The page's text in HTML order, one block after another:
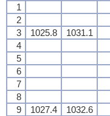
1
2
3
1025.8 1031.1
4
5
6
7
8
9
1027.4 1032.6